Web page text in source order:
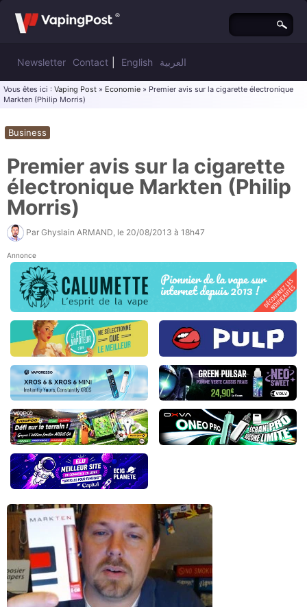
Newsletter Contact English العربية
Vous êtes ici : Vaping Post » Economie » Premier avis sur la cigarette électronique
Markten (Philip Morris)
Business
Premier avis sur la cigarette
électronique Markten (Philip
Morris)
Par Ghyslain ARMAND , le 20/08/2013 à 18h47
Annonce